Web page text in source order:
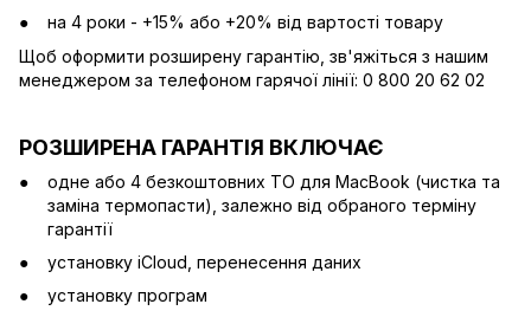
на 4 роки - +15% або +20% від вартості товару
Щоб оформити розширену гарантію, зв'яжіться з нашим
менеджером за телефоном гарячої лінії: 0 800 20 62 02
РОЗШИРЕНА ГАРАНТІЯ ВКЛЮЧАЄ
одне або 4 безкоштовних ТО для MacBook (чистка та
заміна термопасти), залежно від обраного терміну
гарантії
установку iCloud, перенесення даних
установку програм